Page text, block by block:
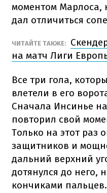
моментом Марлоса,
дал отличиться
ЧИТАЙТЕ ТАКЖЕ:
на матч Лиги
Все три гола,
влетели в его
Сначала Инсинье
повторил свой
Только на этот раз
защитников и
дальний верхний
дотянулся до него,
кончиками пальцев.